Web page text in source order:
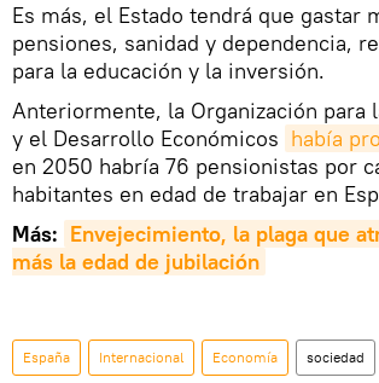
Es más, el Estado tendrá que gastar
pensiones, sanidad y dependencia,
para la educación y la inversión.
Anteriormente, la Organización para
y el Desarrollo Económicos había
en 2050 habría 76 pensionistas por
habitantes en edad de trabajar en
Más: Envejecimiento, la plaga que
más la edad de jubilación
España Internacional Economía sociedad